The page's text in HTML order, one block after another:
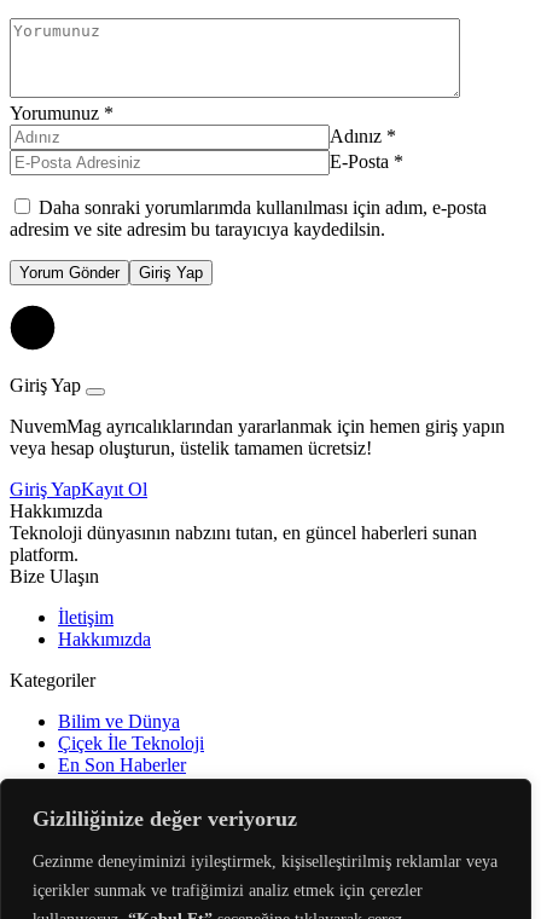
Gizliliğinize değer veriyoruz
Gezinme deneyiminizi iyileştirmek, kişiselleştirilmiş reklamlar veya
içerikler sunmak ve trafiğimizi analiz etmek için çerezler
Yorumunuz *
Adınız *
E-Posta *
Daha sonraki yorumlarımda kullanılması için adım, e-posta
adresim ve site adresim bu tarayıcıya kaydedilsin.
Yorum Gönder Giriş Yap
Giriş Yap
NuvemMag ayrıcalıklarından yararlanmak için hemen giriş yapın
veya hesap oluşturun, üstelik tamamen ücretsiz!
Giriş YapKayıt Ol
Hakkımızda
Teknoloji dünyasının nabzını tutan, en güncel haberleri sunan
platform.
Bize Ulaşın
İletişim
Hakkımızda
Kategoriler
Bilim ve Dünya
Çiçek İle Teknoloji
En Son Haberler
Gündem
Öne Çıkanlar
Sürdürülebilirlik
Teknoloji
Yapay Zeka
Yapay Zeka Uygulamaları